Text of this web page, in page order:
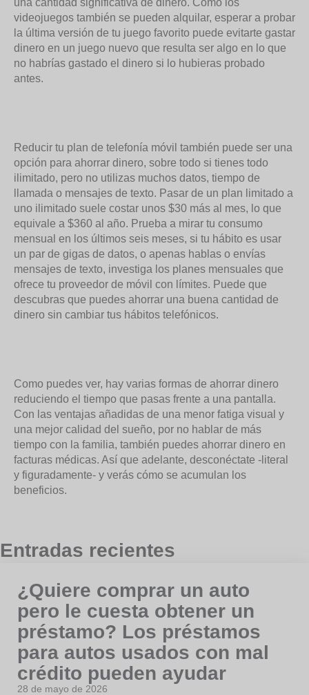
una cantidad significativa de dinero. Como los
videojuegos también se pueden alquilar, esperar a probar
la última versión de tu juego favorito puede evitarte gastar
dinero en un juego nuevo que resulta ser algo en lo que
no habrías gastado el dinero si lo hubieras probado
antes.
Reducir tu plan de telefonía móvil también puede ser una
opción para ahorrar dinero, sobre todo si tienes todo
ilimitado, pero no utilizas muchos datos, tiempo de
llamada o mensajes de texto. Pasar de un plan limitado a
uno ilimitado suele costar unos $30 más al mes, lo que
equivale a $360 al año. Prueba a mirar tu consumo
mensual en los últimos seis meses, si tu hábito es usar
un par de gigas de datos, o apenas hablas o envías
mensajes de texto, investiga los planes mensuales que
ofrece tu proveedor de móvil con límites. Puede que
descubras que puedes ahorrar una buena cantidad de
dinero sin cambiar tus hábitos telefónicos.
Como puedes ver, hay varias formas de ahorrar dinero
reduciendo el tiempo que pasas frente a una pantalla.
Con las ventajas añadidas de una menor fatiga visual y
una mejor calidad del sueño, por no hablar de más
tiempo con la familia, también puedes ahorrar dinero en
facturas médicas. Así que adelante, desconéctate -literal
y figuradamente- y verás cómo se acumulan los
beneficios.
Entradas recientes
¿Quiere comprar un auto
pero le cuesta obtener un
préstamo? Los préstamos
para autos usados con mal
crédito pueden ayudar
28 de mayo de 2026